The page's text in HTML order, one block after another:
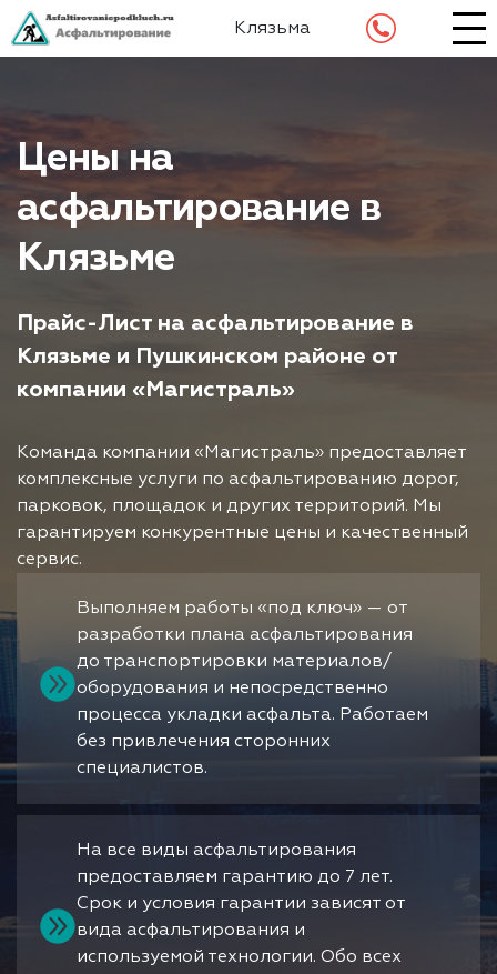
Клязьма
Цены на
асфальтирование в
Клязьме
Прайс-Лист на асфальтирование в
Клязьме и Пушкинском районе от
компании «Магистраль»
Команда компании «Магистраль» предоставляет
комплексные услуги по асфальтированию дорог,
парковок, площадок и других территорий. Мы
гарантируем конкурентные цены и качественный
сервис.
Выполняем работы «под ключ» — от
разработки плана асфальтирования
до транспортировки материалов/
оборудования и непосредственно
процесса укладки асфальта. Работаем
без привлечения сторонних
специалистов.
На все виды асфальтирования
предоставляем гарантию до 7 лет.
Срок и условия гарантии зависят от
вида асфальтирования и
используемой технологии. Обо всех